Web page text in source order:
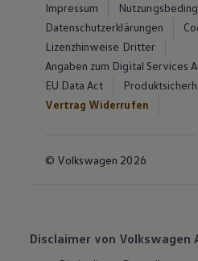
Impressum
Datenschutzerklärungen
Lizenzhinweise Dritter
Angaben zum Digital Services
EU Data Act
Vertrag Widerrufen
© Volkswagen 2026
Disclaimer von Volkswagen